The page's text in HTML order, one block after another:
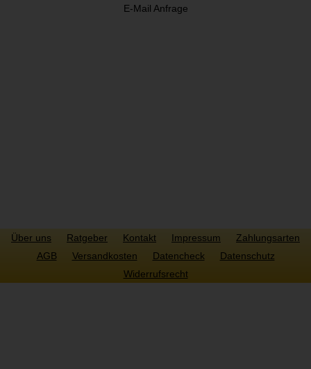
E-Mail Anfrage
Über uns Ratgeber Kontakt Impressum
Zahlungsarten
AGB
Versandkosten Datencheck
Datenschutz
Widerrufsrecht